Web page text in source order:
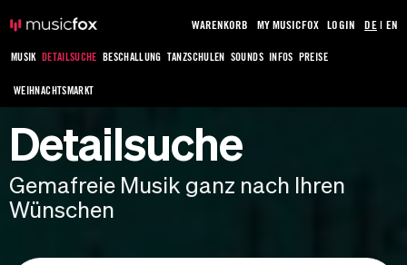
MUSIK DETAILSUCHE BESCHALLUNG TANZSCHULEN SOUNDS INFOS PREISE
WEIHNACHTSMARKT
WARENKORB MY MUSICFOX LOGIN DE| EN
Detailsuche
Gemafreie Musik ganz nach Ihren
Wünschen